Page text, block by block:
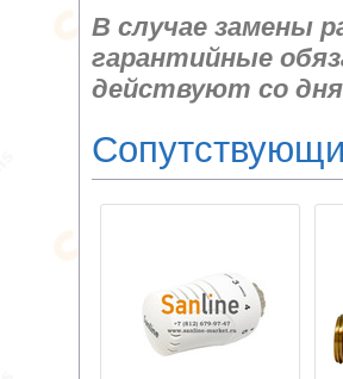
В случае замены
гарантийные
действуют со